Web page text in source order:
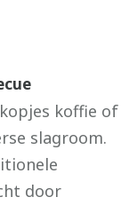
koffie of
slagroom.
door